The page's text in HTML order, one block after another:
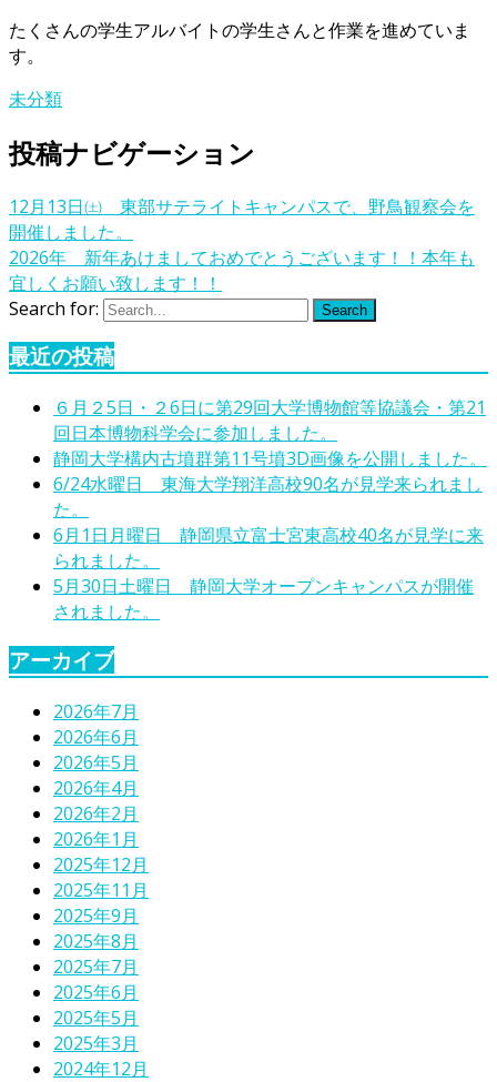
たくさんの学生アルバイトの学生さんと作業を進めていま
す。
未分類
投稿ナビゲーション
12月13日㈯ 東部サテライトキャンパスで、野鳥観察会を
開催しました。
2026年 新年あけましておめでとうございます！！本年も
宜しくお願い致します！！
Search for:
Search
最近の投稿
６月２5日・２6日に第29回大学博物館等協議会・第21
回日本博物科学会に参加しました。
静岡大学構内古墳群第11号墳3D画像を公開しました。
6/24水曜日 東海大学翔洋高校90名が見学来られまし
た。
6月1日月曜日 静岡県立富士宮東高校40名が見学に来
られました。
5月30日土曜日 静岡大学オープンキャンパスが開催
されました。
アーカイブ
2026年7月
2026年6月
2026年5月
2026年4月
2026年2月
2026年1月
2025年12月
2025年11月
2025年9月
2025年8月
2025年7月
2025年6月
2025年5月
2025年3月
2024年12月